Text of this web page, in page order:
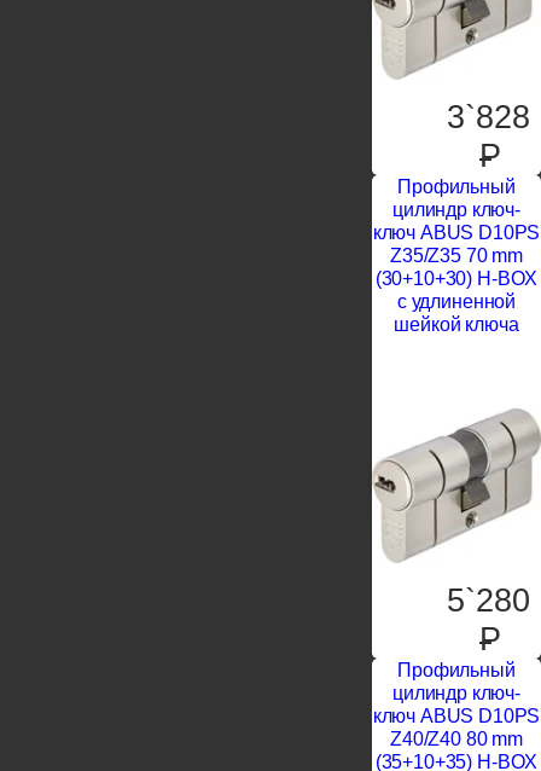
3`828
P
Профильный
цилиндр ключ-
ключ ABUS D10PS
Z35/Z35 70 mm
(30+10+30) H-BOX
с удлиненной
шейкой ключа
5`280
P
Профильный
цилиндр ключ-
ключ ABUS D10PS
Z40/Z40 80 mm
(35+10+35) H-BOX